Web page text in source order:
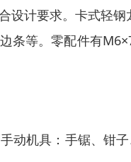
设计要求。卡式轻
条等。零配件有
动机具：手锯、钳